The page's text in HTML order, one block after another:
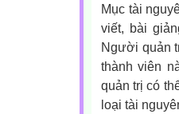
Mục tài
viết, bài
Người quản
thành viên
quản trị có
loại tài